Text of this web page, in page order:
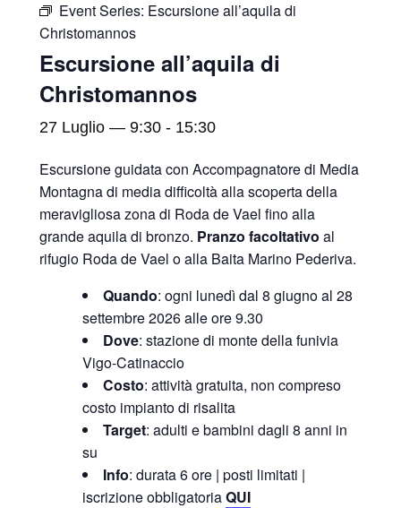
Event Series: Escursione all’aquila di
Christomannos
Escursione all’aquila di
Christomannos
27 Luglio — 9:30 - 15:30
Escursione guidata con Accompagnatore di Media
Montagna di media difficoltà alla scoperta della
meravigliosa zona di Roda de Vael fino alla
grande aquila di bronzo. Pranzo facoltativo al
rifugio Roda de Vael o alla Baita Marino Pederiva.
Quando: ogni lunedì dal 8 giugno al 28
settembre 2026 alle ore 9.30
Dove: stazione di monte della funivia
Vigo-Catinaccio
Costo: attività gratuita, non compreso
costo impianto di risalita
Target: adulti e bambini dagli 8 anni in
su
Info: durata 6 ore | posti limitati |
iscrizione obbligatoriaQUI